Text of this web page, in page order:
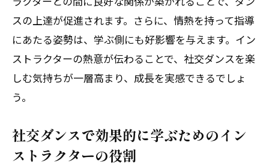
スの上達が促進されます。さらに、情熱を持って指導
にあたる姿勢は、学ぶ側にも好影響を与えます。イン
ストラクターの熱意が伝わることで、社交ダンスを楽
しむ気持ちが一層高まり、成長を実感できるでしょ
う。
社交ダンスで効果的に学ぶためのイン
ストラクターの役割